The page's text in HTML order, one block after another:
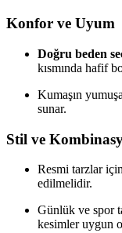
Konfor ve Uyum
Doğru beden
kısmında hafif
Kumaşın
sunar.
Stil ve
Resmi tarzlar
edilmelidir.
Günlük ve spor
kesimler uygun